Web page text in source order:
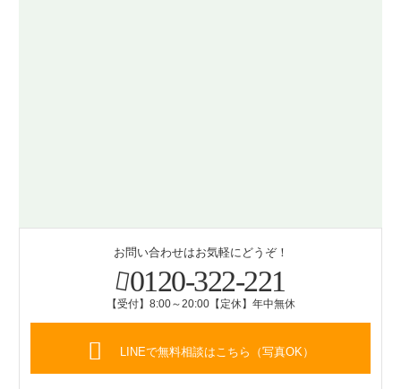
お問い合わせはお気軽にどうぞ！
0120-322-221
【受付】8:00～20:00【定休】年中無休
LINEで無料相談はこちら（写真OK）